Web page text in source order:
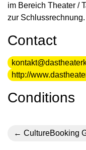
im Bereich Theater /
zur Schlussrechnung.
Contact
http://
Conditions
CultureBooking